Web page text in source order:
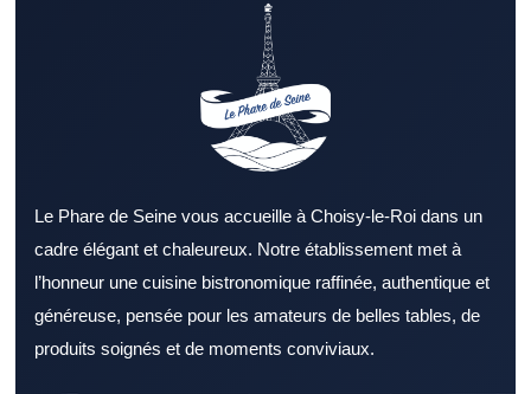
Le Phare de Seine vous accueille à Choisy-le-Roi dans un
cadre élégant et chaleureux. Notre établissement met à
l’honneur une cuisine bistronomique raffinée, authentique et
généreuse, pensée pour les amateurs de belles tables, de
produits soignés et de moments conviviaux.